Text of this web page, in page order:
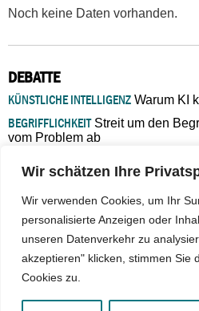
Wir schätzen Ihre
Wir verwenden Cookies, um Ihr
personalisierte Anzeigen oder
unseren Datenverkehr zu
akzeptieren" klicken, stimmen Sie
Cookies zu.
Noch keine Daten vorhanden.
DEBATTE
KÜNSTLICHE INTELLIGENZ Warum KI
BEGRIFFLICHKEITStreit um den
vom Problem ab
Verantwortung bleibt“
ISLAMISCHE FAKULTÄT IN MÜNSTER
die deutsche Religionspolitik
GASTBEITRAGWarum die